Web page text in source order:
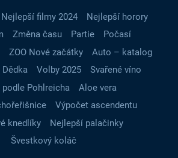
Nejlepší filmy 2024
Nejlepší horory
Změna času Partie
Počasí
ZOO Nové začátky
Auto – katalog
Volby 2025
Svařené víno
podle Pohlreicha
Aloe vera
Výpočet ascendentu
knedlíky
Nejlepší palačinky
Švestkový koláč